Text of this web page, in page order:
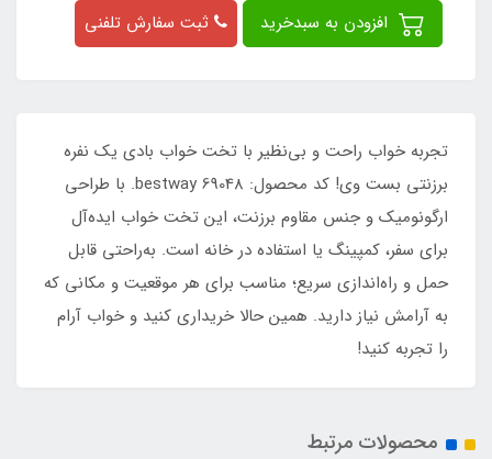
ثبت سفارش تلفنی
تجربه خواب راحت و بی‌نظیر با تخت خواب بادی یک نفره
برزنتی بست وی! کد محصول: bestway 69048. با طراحی
ارگونومیک و جنس مقاوم برزنت، این تخت خواب ایده‌آل
برای سفر، کمپینگ یا استفاده در خانه است. به‌راحتی قابل
حمل و راه‌اندازی سریع؛ مناسب برای هر موقعیت و مکانی که
به آرامش نیاز دارید. همین حالا خریداری کنید و خواب آرام
را تجربه کنید!
محصولات مرتبط